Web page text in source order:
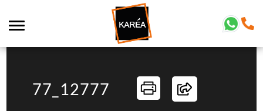
77_12777